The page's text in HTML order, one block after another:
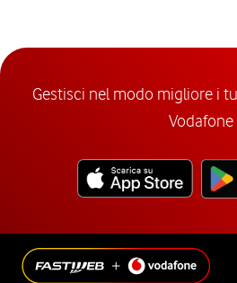
Gestisci nel modo migliore i
Vodafone